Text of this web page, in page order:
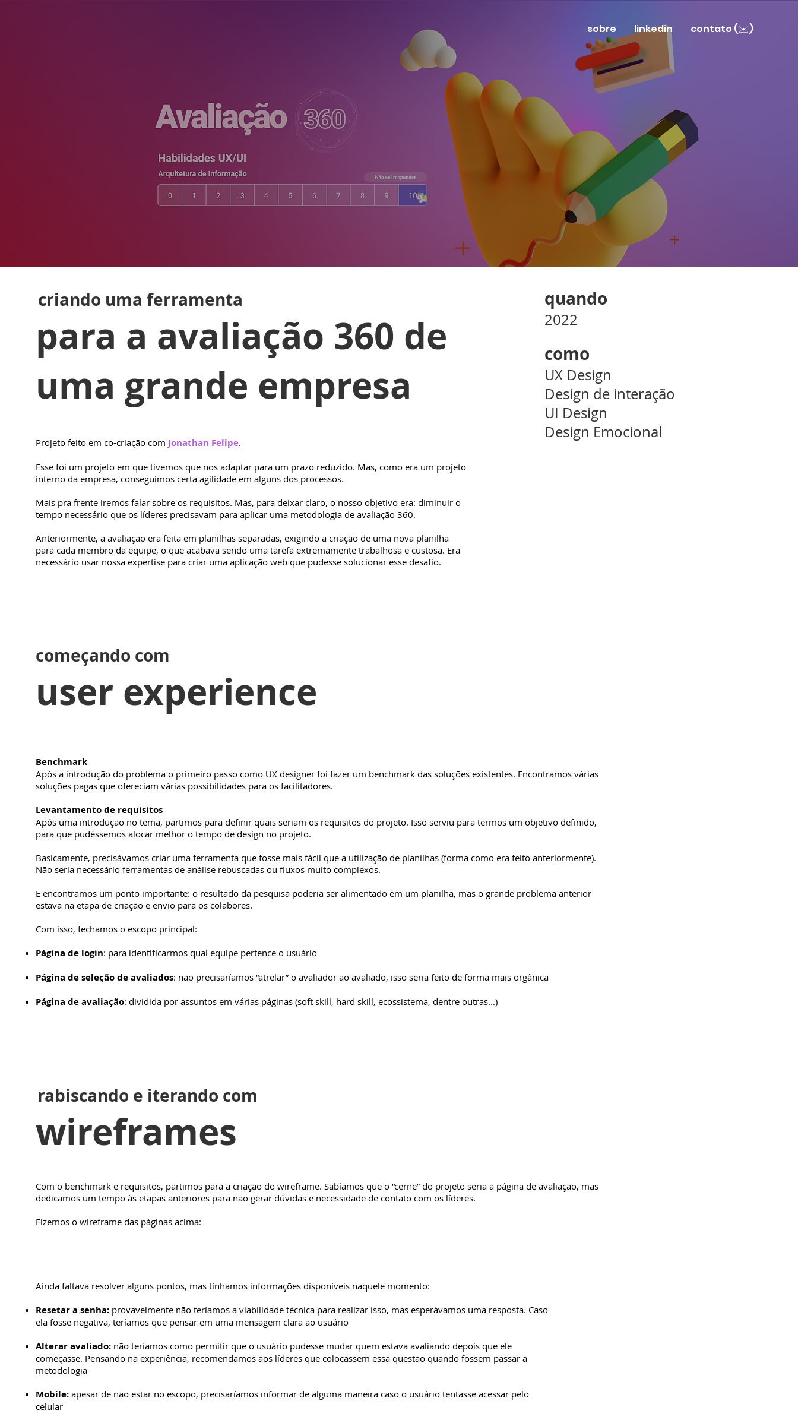
como
UX Design
Design de interação
UI Design
Design Emocional
quando
2022
criando uma ferramenta
para a avaliação 360 de
uma grande empresa
Projeto feito em co-criação com Jonathan Felipe.
Esse foi um projeto em que tivemos que nos adaptar para um prazo reduzido. Mas, como era um projeto
interno da empresa, conseguimos certa agilidade em alguns dos processos.
Mais pra frente iremos falar sobre os requisitos. Mas, para deixar claro, o nosso objetivo era: diminuir o
tempo necessário que os líderes precisavam para aplicar uma metodologia de avaliação 360.
Anteriormente, a avaliação era feita em planilhas separadas, exigindo a criação de uma nova planilha
para cada membro da equipe, o que acabava sendo uma tarefa extremamente trabalhosa e custosa. Era
necessário usar nossa expertise para criar uma aplicação web que pudesse solucionar esse desafio.
sobre linkedin contato (✉️)
começando com
user experience
Benchmark
Após a introdução do problema o primeiro passo como UX designer foi fazer um benchmark das soluções existentes. Encontramos várias
soluções pagas que ofereciam várias possibilidades para os facilitadores.
Levantamento de requisitos
Após uma introdução no tema, partimos para definir quais seriam os requisitos do projeto. Isso serviu para termos um objetivo definido,
para que pudéssemos alocar melhor o tempo de design no projeto.
Basicamente, precisávamos criar uma ferramenta que fosse mais fácil que a utilização de planilhas (forma como era feito anteriormente).
Não seria necessário ferramentas de análise rebuscadas ou fluxos muito complexos.
E encontramos um ponto importante: o resultado da pesquisa poderia ser alimentado em um planilha, mas o grande problema anterior
estava na etapa de criação e envio para os colabores.
Com isso, fechamos o escopo principal:
Página de login: para identificarmos qual equipe pertence o usuário
Página de seleção de avaliados: não precisaríamos “atrelar” o avaliador ao avaliado, isso seria feito de forma mais orgânica
Página de avaliação: dividida por assuntos em várias páginas (soft skill, hard skill, ecossistema, dentre outras...)
rabiscando e iterando com
wireframes
Com o benchmark e requisitos, partimos para a criação do wireframe. Sabíamos que o “cerne” do projeto seria a página de avaliação, mas
dedicamos um tempo às etapas anteriores para não gerar dúvidas e necessidade de contato com os líderes.
Fizemos o wireframe das páginas acima:
Ainda faltava resolver alguns pontos, mas tínhamos informações disponíveis naquele momento:
Resetar a senha: provavelmente não teríamos a viabilidade técnica para realizar isso, mas esperávamos uma resposta. Caso
ela fosse negativa, teríamos que pensar em uma mensagem clara ao usuário
Alterar avaliado: não teríamos como permitir que o usuário pudesse mudar quem estava avaliando depois que ele
começasse. Pensando na experiência, recomendamos aos líderes que colocassem essa questão quando fossem passar a
metodologia
Mobile: apesar de não estar no escopo, precisaríamos informar de alguma maneira caso o usuário tentasse acessar pelo
celular